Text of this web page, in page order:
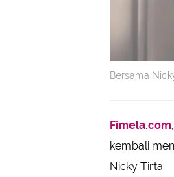
Bersama
kembali
Nicky Tirta.